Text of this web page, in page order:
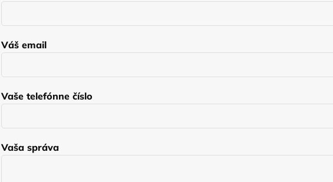
Váš email
Vaše telefónne číslo
Vaša správa